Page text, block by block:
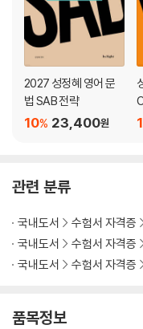
2027 성정혜 영어 문
법 SAB 전략
23,400원
10%
관련 분류
국내도서 수험서 자격증
국내도서
수험서 자격증
국내도서
수험서 자격증
품목정보